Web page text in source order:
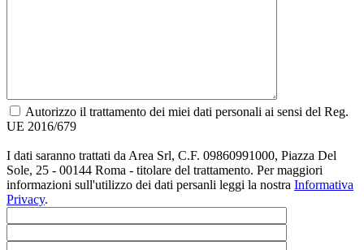
Autorizzo il trattamento dei miei dati personali ai sensi del Reg.
UE 2016/679
I dati saranno trattati da Area Srl, C.F. 09860991000, Piazza Del
Sole, 25 - 00144 Roma - titolare del trattamento. Per maggiori
informazioni sull'utilizzo dei dati persanli leggi la nostra Informativa
Privacy.